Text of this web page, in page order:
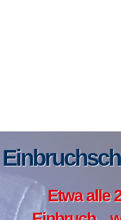
Etwa alle